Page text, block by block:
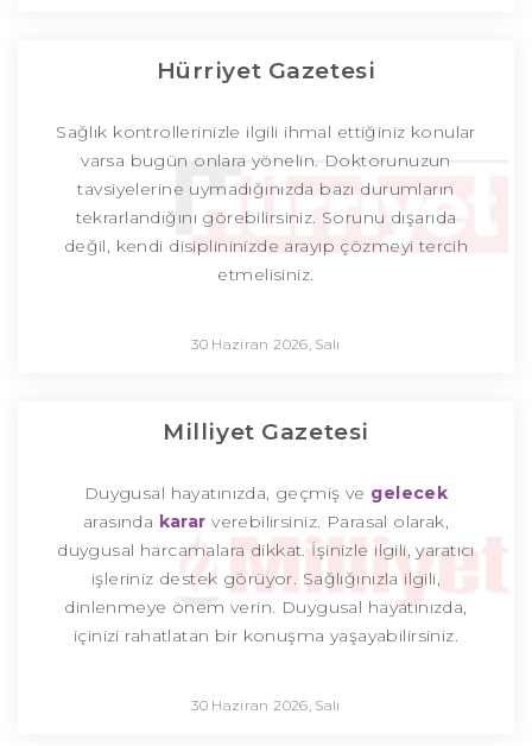
Hürriyet Gazetesi
Sağlık kontrollerinizle ilgili ihmal ettiğiniz konular
varsa bugün onlara yönelin. Doktorunuzun
tavsiyelerine uymadığınızda bazı durumların
tekrarlandığını görebilirsiniz. Sorunu dışarıda
değil, kendi disiplininizde arayıp çözmeyi tercih
etmelisiniz.
30 Haziran 2026, Salı
Milliyet Gazetesi
Duygusal hayatınızda, geçmiş ve gelecek
arasında karar verebilirsiniz. Parasal olarak,
duygusal harcamalara dikkat. İşinizle ilgili, yaratıcı
işleriniz destek görüyor. Sağlığınızla ilgili,
dinlenmeye önem verin. Duygusal hayatınızda,
içinizi rahatlatan bir konuşma yaşayabilirsiniz.
30 Haziran 2026, Salı